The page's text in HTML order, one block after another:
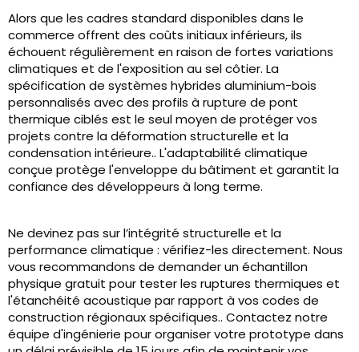
Alors que les cadres standard disponibles dans le
commerce offrent des coûts initiaux inférieurs, ils
échouent régulièrement en raison de fortes variations
climatiques et de l'exposition au sel côtier. La
spécification de systèmes hybrides aluminium-bois
personnalisés avec des profils à rupture de pont
thermique ciblés est le seul moyen de protéger vos
projets contre la déformation structurelle et la
condensation intérieure.. L'adaptabilité climatique
conçue protège l'enveloppe du bâtiment et garantit la
confiance des développeurs à long terme.
Ne devinez pas sur l’intégrité structurelle et la
performance climatique : vérifiez-les directement. Nous
vous recommandons de demander un échantillon
physique gratuit pour tester les ruptures thermiques et
l'étanchéité acoustique par rapport à vos codes de
construction régionaux spécifiques.. Contactez notre
équipe d'ingénierie pour organiser votre prototype dans